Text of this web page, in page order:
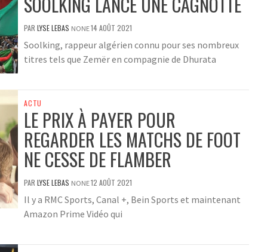
PAR LYSE LEBAS NONE14 AOÛT 2021
Soolking, rappeur algérien connu pour ses nombreux
titres tels que Zemër en compagnie de Dhurata
ACTU
LE PRIX À PAYER POUR
REGARDER LES MATCHS DE FOOT
NE CESSE DE FLAMBER
PAR LYSE LEBAS NONE12 AOÛT 2021
Il y a RMC Sports, Canal +, Bein Sports et maintenant
Amazon Prime Vidéo qui